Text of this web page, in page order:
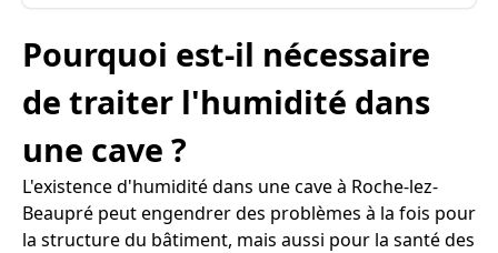
Pourquoi est-il nécessaire
de traiter l'humidité dans
une cave ?
L'existence d'humidité dans une cave à Roche-lez-
Beaupré peut engendrer des problèmes à la fois pour
la structure du bâtiment, mais aussi pour la santé des